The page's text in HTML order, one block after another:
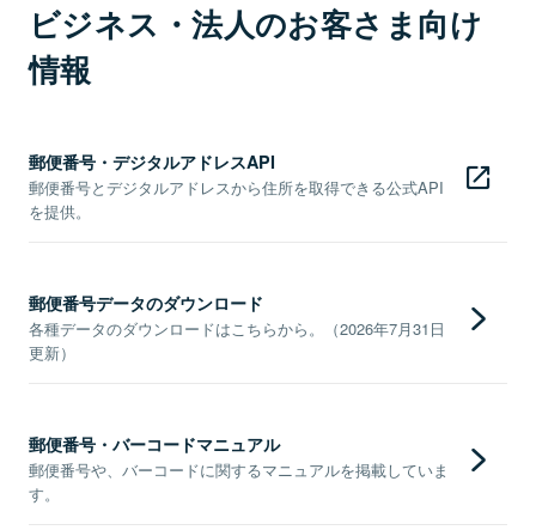
ビジネス・法人のお客さま向け
情報
郵便番号・デジタルアドレスAPI
郵便番号とデジタルアドレスから住所を取得できる公式API
を提供。
郵便番号データのダウンロード
各種データのダウンロードはこちらから。（2026年7月31日
更新）
郵便番号・バーコードマニュアル
郵便番号や、バーコードに関するマニュアルを掲載していま
す。